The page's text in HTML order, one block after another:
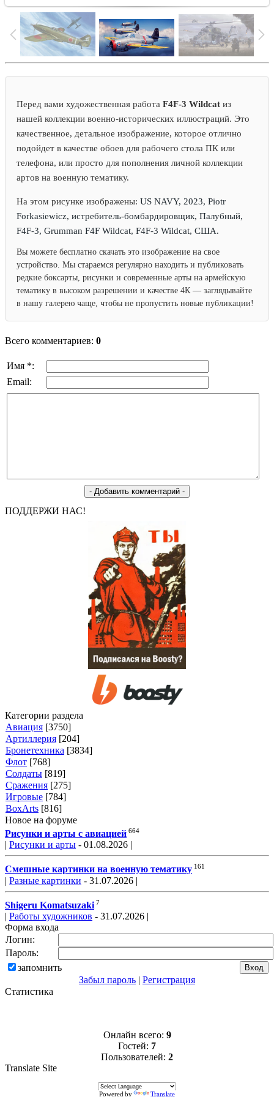
Перед вами художественная работа F4F-3 Wildcat из
нашей коллекции военно-исторических иллюстраций. Это
качественное, детальное изображение, которое отлично
подойдет в качестве обоев для рабочего стола ПК или
телефона, или просто для пополнения личной коллекции
артов на военную тематику.
На этом рисунке изображены: US NAVY, 2023, Piotr
Forkasiewicz, истребитель-бомбардировщик, Палубный,
F4F-3, Grumman F4F Wildcat, F4F-3 Wildcat, США.
Вы можете бесплатно скачать это изображение на свое
устройство. Мы стараемся регулярно находить и публиковать
редкие боксарты, рисунки и современные арты на армейскую
тематику в высоком разрешении и качестве 4К — заглядывайте
в нашу галерею чаще, чтобы не пропустить новые публикации!
Всего комментариев: 0
Имя *:
Email:
ПОДДЕРЖИ НАС!
Категории раздела
Авиация [3750]
Артиллерия [204]
Бронетехника [3834]
Флот [768]
Солдаты [819]
Сражения [275]
Игровые [784]
BoxArts [816]
Новое на форуме
Рисунки и арты с авиацией 664
Рисунки и арты - 01.08.2026 |
Смешные картинки на военную тематику 161
| Разные картинки - 31.07.2026 |
Shigeru Komatsuzaki 7
| Работы художников - 31.07.2026 |
Форма входа
Логин:
Пароль:
запомнить
Забыл пароль | Регистрация
Статистика
Онлайн всего: 9
Гостей: 7
Пользователей: 2
Translate Site
Powered by Translate